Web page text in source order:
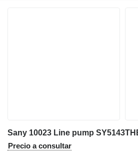
Precio a consultar